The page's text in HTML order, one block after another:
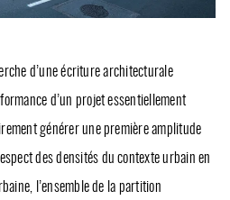
d’une écriture architecturale
d’un projet essentiellement
générer une première amplitude
des densités du contexte urbain en
l’ensemble de la partition